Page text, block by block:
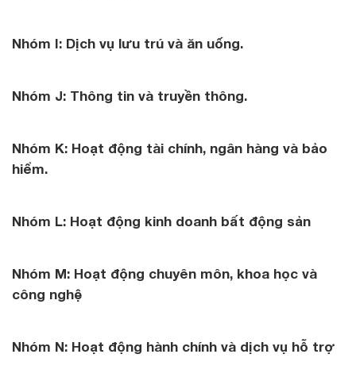
Nhóm I: Dịch vụ lưu trú và ăn uống.
Nhóm J: Thông tin và truyền thông.
Nhóm K: Hoạt động tài chính, ngân hàng và bảo
hiểm.
Nhóm L: Hoạt động kinh doanh bất động sản
Nhóm M: Hoạt động chuyên môn, khoa học và
công nghệ
Nhóm N: Hoạt động hành chính và dịch vụ hỗ trợ